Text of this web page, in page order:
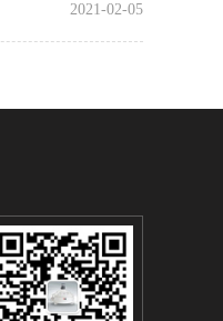
2021-02-05